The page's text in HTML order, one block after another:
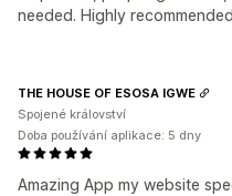
needed. Highly
Amazing App my website
THE HOUSE OF ESOSA IGWE
Spojené království
Doba používání aplikace: 5 dny